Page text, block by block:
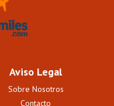
Aviso Legal
Sobre Nosotros
Contacto